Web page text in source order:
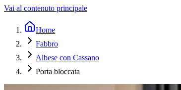
Vai al contenuto principale
Home
Fabbro
Albese con Cassano
Porta bloccata